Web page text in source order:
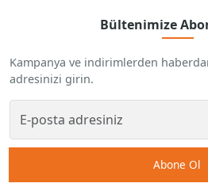
Bültenimize
Kampanya ve indirimlerden
adresinizi girin.
Abone Ol